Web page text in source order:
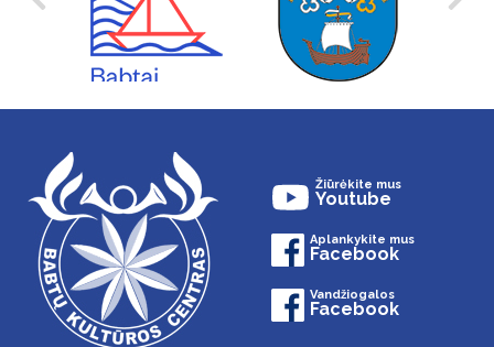
Žiūrėkite mus
Youtube
Aplankykite mus
Facebook
Vandžiogalos
Facebook